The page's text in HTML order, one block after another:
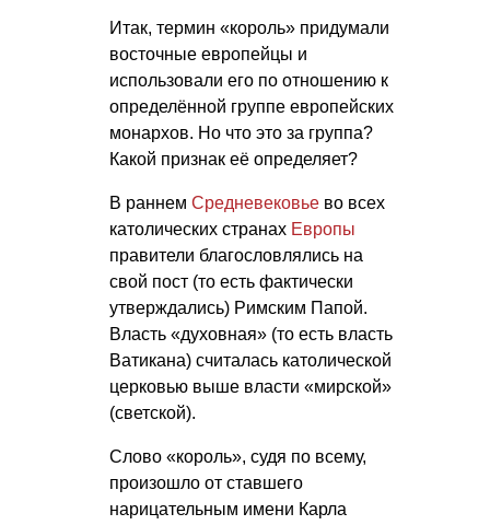
Итак, термин «король» придумали
восточные европейцы и
использовали его по отношению к
определённой группе европейских
монархов. Но что это за группа?
Какой признак её определяет?
В раннем Средневековье во всех
католических странах Европы
правители благословлялись на
свой пост (то есть фактически
утверждались) Римским Папой.
Власть «духовная» (то есть власть
Ватикана) считалась католической
церковью выше власти «мирской»
(светской).
Слово «король», судя по всему,
произошло от ставшего
нарицательным имени Карла